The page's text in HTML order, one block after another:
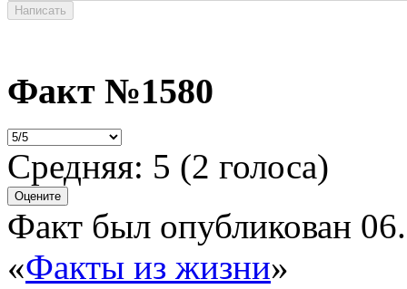
Факт №1580
Средняя: 5 (2 голоса)
Факт был опубликован
«Факты из жизни»